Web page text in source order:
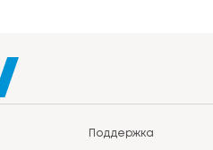
Поддержка